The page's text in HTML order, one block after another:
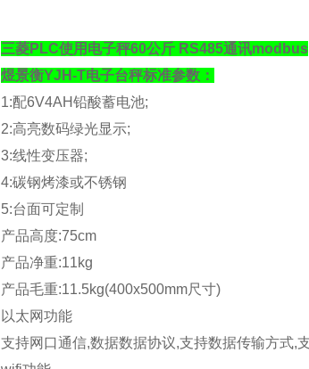
三菱PLC使用电子秤60公斤 RS485通讯modbus
煜景衡YJH-T电子台秤标准参数：
1:配6V4AH铅酸蓄电池;
2:高亮数码绿光显示;
3:线性变压器;
4:碳钢烤漆或不锈钢
5:台面可定制
产品高度:75cm
产品净重:11kg
产品毛重:11.5kg(400x500mm尺寸)
以太网功能
支持网口通信,数据数据协议,支持数据传输方式,